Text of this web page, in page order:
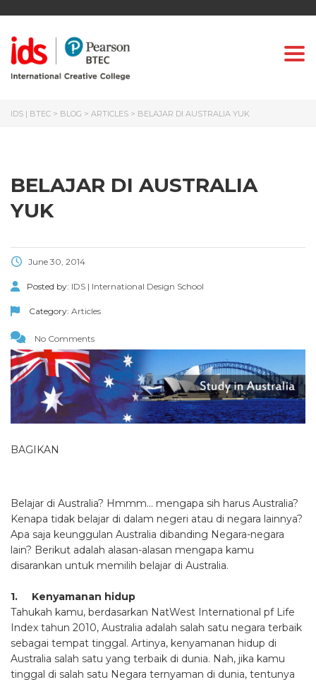
IDS | BTEC > BLOG > ARTICLES > BELAJAR DI AUSTRALIA YUK
BELAJAR DI AUSTRALIA
YUK
June 30, 2014
Posted by: IDS | International Design School
Category: Articles
No Comments
BAGIKAN
Belajar di Australia? Hmmm… mengapa sih harus Australia?
Kenapa tidak belajar di dalam negeri atau di negara lainnya?
Apa saja keunggulan Australia dibanding Negara-negara
lain? Berikut adalah alasan-alasan mengapa kamu
disarankan untuk memilih belajar di Australia.
1. Kenyamanan hidup
Tahukah kamu, berdasarkan NatWest International pf Life
Index tahun 2010, Australia adalah salah satu negara terbaik
sebagai tempat tinggal. Artinya, kenyamanan hidup di
Australia salah satu yang terbaik di dunia. Nah, jika kamu
tinggal di salah satu Negara ternyaman di dunia, tentunya